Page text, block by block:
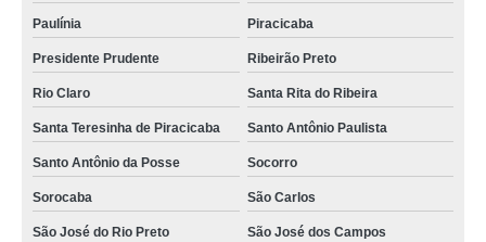
Paulínia Piracicaba
Presidente Prudente Ribeirão Preto
Rio Claro Santa Rita do Ribeira
Santa Teresinha de Piracicaba Santo Antônio Paulista
Santo Antônio da Posse Socorro
Sorocaba São Carlos
São José do Rio Preto São José dos Campos